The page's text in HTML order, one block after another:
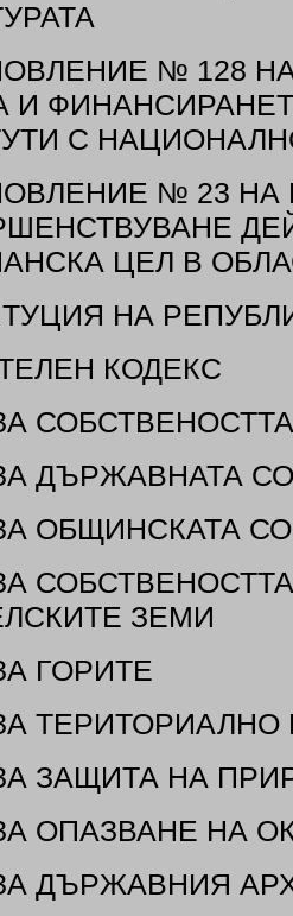
№ 128
И
С
№ 23 НА
ЦЕЛ В
НА
КОДЕКС
СОБСТВЕНОСТТА
ДЪРЖАВНАТА
ОБЩИНСКАТА
ЗЕМИ
ГОРИТЕ
ЗАЩИТА НА
ОПАЗВАНЕ НА
ДЪРЖАВНИЯ